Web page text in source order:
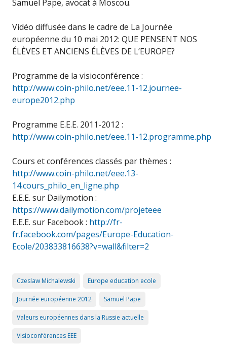
Samuel Pape, avocat à Moscou.
Vidéo diffusée dans le cadre de La Journée
européenne du 10 mai 2012: QUE PENSENT NOS
ÉLÈVES ET ANCIENS ÉLÈVES DE L’EUROPE?
Programme de la visioconférence :
http://www.coin-philo.net/eee.11-12.journee-
europe2012.php
Programme E.E.E. 2011-2012 :
http://www.coin-philo.net/eee.11-12.programme.php
Cours et conférences classés par thèmes :
http://www.coin-philo.net/eee.13-
14.cours_philo_en_ligne.php
E.E.E. sur Dailymotion :
https://www.dailymotion.com/projeteee
E.E.E. sur Facebook : http://fr-
fr.facebook.com/pages/Europe-Education-
Ecole/203833816638?v=wall&filter=2
Czeslaw Michalewski Europe education ecole
Journée européenne 2012 Samuel Pape
Valeurs européennes dans la Russie actuelle
Visioconférences EEE